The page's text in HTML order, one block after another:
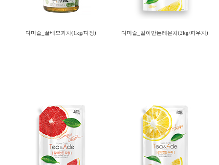
다미즐_꿀배모과차(1kg/다정) 다미즐_갈아만든레몬차(2kg/파우치)